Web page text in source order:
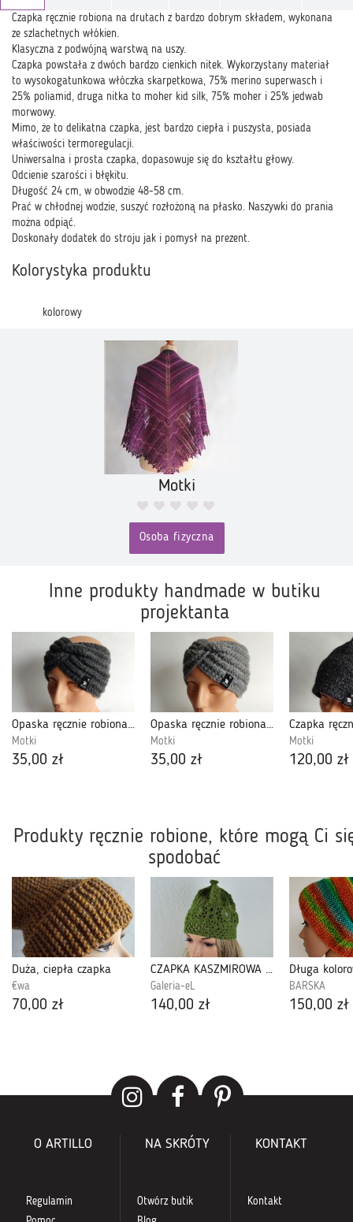
Czapka ręcznie robiona na drutach z bardzo dobrym składem, wykonana
ze szlachetnych włókien.
Klasyczna z podwójną warstwą na uszy.
Czapka powstała z dwóch bardzo cienkich nitek. Wykorzystany materiał
to wysokogatunkowa włóczka skarpetkowa, 75% merino superwasch i
25% poliamid, druga nitka to moher kid silk, 75% moher i 25% jedwab
morwowy.
Mimo, że to delikatna czapka, jest bardzo ciepła i puszysta, posiada
właściwości termoregulacji.
Uniwersalna i prosta czapka, dopasowuje się do kształtu głowy.
Odcienie szarości i błękitu.
Długość 24 cm, w obwodzie 48-58 cm.
Prać w chłodnej wodzie, suszyć rozłożoną na płasko. Naszywki do prania
można odpiąć.
Doskonały dodatek do stroju jak i pomysł na prezent.
Kolorystyka produktu
kolorowy
Motki
Osoba fizyczna
Inne produkty handmade w butiku
projektanta
Opaska ręcznie robiona na drutach, ciemna szara, grafitowa.
Motki
35,00 zł
Opaska ręcznie robiona na drutach, szara.
Motki
35,00 zł
Motki
120,00 zł
Produkty ręcznie robione, które mogą Ci
spodobać
Duża, ciepła czapka
€wa
70,00 zł
CZAPKA KASZMIROWA ZIELONA L
Galeria-eL
140,00 zł
BARSKA
150,00 zł
O ARTILLO
Regulamin
NA SKRÓTY
Otwórz butik
KONTAKT
Kontakt